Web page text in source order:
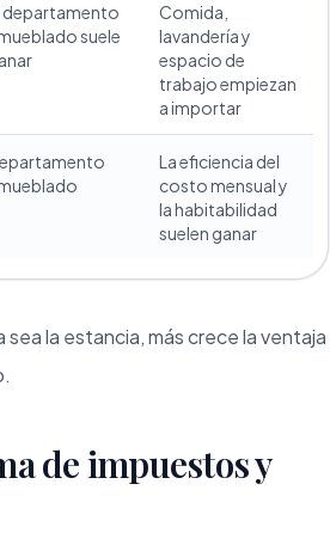
departamento
suele
Comida,
lavandería y
espacio de
trabajo empiezan
a importar
La eficiencia del
costo mensual y
la habitabilidad
suelen ganar
sea la estancia, más crece la ventaja
de impuestos y